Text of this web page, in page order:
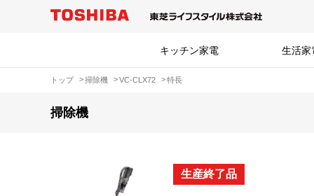
キッチン家電 生活家
トップ 掃除機 VC-CLX72 特長
掃除機
生産終了品